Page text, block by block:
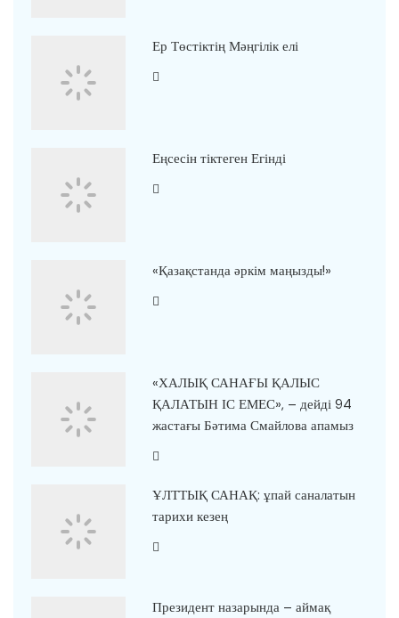
Ер Төстіктің Мәңгілік елі
Еңсесін тіктеген Егінді
«Қазақстанда әркім маңызды!»
«ХАЛЫҚ САНАҒЫ ҚАЛЫС
ҚАЛАТЫН ІС ЕМЕС», – дейді 94
жастағы Бәтима Смайлова апамыз
ҰЛТТЫҚ САНАҚ: ұпай саналатын
тарихи кезең
Президент назарында – аймақ